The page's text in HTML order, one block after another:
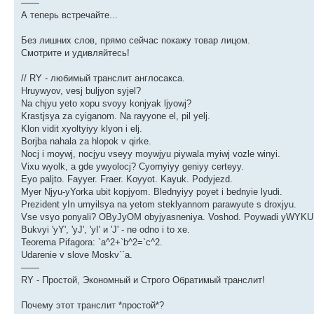
——
А теперь встречайте...
Без лишних слов, прямо сейчас покажу товар лицом.
Смотрите и удивляйтесь!
// RY - любимый транслит англосакса.
Hruywyov, vesj buljyon syjel?
Na chjyu yeto xopu svoyy konjyak ljyowj?
Krastjsya za cyiganom. Na rayyone el, pil yelj.
Klon vidit xyoltyiyy klyon i elj.
Borjba nahala za hlopok v qirke.
Nocj i moywj, nocjyu vseyy moywjyu piywala myiwj vozle winyi.
Vixu wyolk, a gde ywyolocj? Cyornyiyy geniyy certeyy.
Eyo paljto. Fayyer. Fraer. Koyyot. Kayuk. Podyjezd.
Myer Njyu-yYorka ubit kopjyom. Blednyiyy poyet i bednyie lyudi.
Prezident yIn umyilsya na yetom steklyannom parawyute s droxjyu.
Vse vsyo ponyali? OByJyOM obyjyasneniya. Voshod. Poywadi
Bukvyi 'yY', 'yJ', 'yI' и 'J' - ne odno i to xe.
Teorema Pifagora: `a^2+`b^2=`c^2.
Udarenie v slove Moskv``a.
——
RY - Простой, Экономный и Строго Обратимый транслит!
Почему этот транслит *простой*?